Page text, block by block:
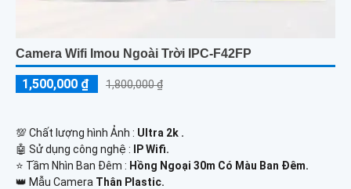
Camera Wifi Imou Ngoài Trời IPC-F42FP
1,500,000 ₫ 1,800,000 ₫
💯 Chất lượng hình Ảnh : Ultra 2k .
🤖️ Sử dụng công nghệ :
IP Wifi.
⭐ Tầm Nhìn Ban Đêm : Hồng Ngoại 30m Có Màu Ban Đêm.
👑 Mẫu Camera Thân Plastic.